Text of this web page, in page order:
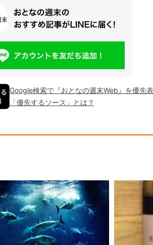
Google検索で『おとなの週末Web』を優先
「優先するソース」とは？